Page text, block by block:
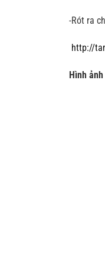
-Rót ra
http://
Hình ảnh